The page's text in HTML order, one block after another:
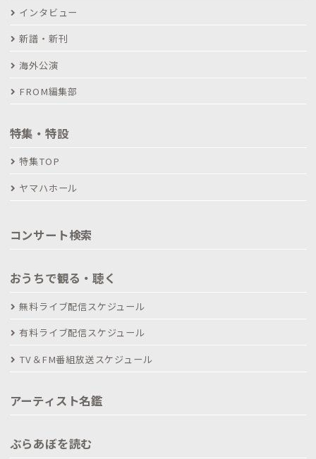
インタビュー
新譜・新刊
海外公演
FROM編集部
特集・特設
特集TOP
ヤマハホール
コンサート検索
おうちで観る・聴く
無料ライブ配信スケジュール
有料ライブ配信スケジュール
TV＆FM番組放送スケジュール
アーティスト名鑑
ぶらあぼを読む